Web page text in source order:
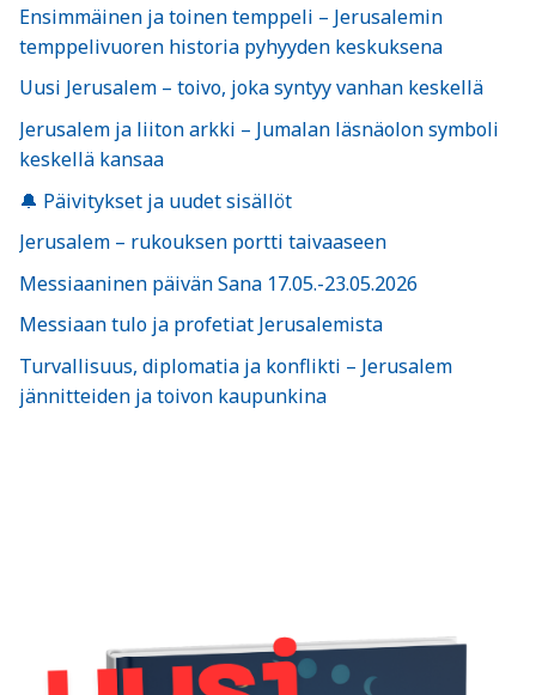
Ensimmäinen ja toinen temppeli – Jerusalemin
temppelivuoren historia pyhyyden keskuksena
Uusi Jerusalem – toivo, joka syntyy vanhan keskellä
Jerusalem ja liiton arkki – Jumalan läsnäolon symboli
keskellä kansaa
🔔 Päivitykset ja uudet sisällöt
Jerusalem – rukouksen portti taivaaseen
Messiaaninen päivän Sana 17.05.-23.05.2026
Messiaan tulo ja profetiat Jerusalemista
Turvallisuus, diplomatia ja konflikti – Jerusalem
jännitteiden ja toivon kaupunkina